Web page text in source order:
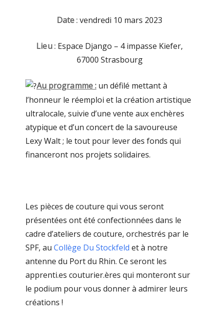
Date: vendredi 10 mars 2023
Lieu: Espace Django – 4 impasse Kiefer,
67000 Strasbourg
Au programme : un défilé mettant à
l’honneur le réemploi et la création artistique
ultralocale, suivie d’une vente aux enchères
atypique et d’un concert de la savoureuse
Lexy Walt ; le tout pour lever des fonds qui
financeront nos projets solidaires.
Les pièces de couture qui vous seront
présentées ont été confectionnées dans le
cadre d’ateliers de couture, orchestrés par le
SPF, au Collège Du Stockfeld et à notre
antenne du Port du Rhin. Ce seront les
apprenti.es couturier.ères qui monteront sur
le podium pour vous donner à admirer leurs
créations !